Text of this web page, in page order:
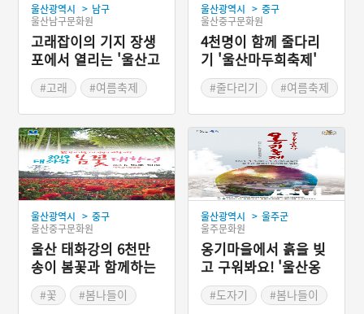
울산광역시 > 남구
울산남구문화원
고래잡이의 기지 장생
포에서 열리는 '울산고
래축제'
#고래
#여름축제
울산광역시 > 중구
울산중구문화원
4천명이 함께 줄다리
기 '울산마두희축제'
#줄다리기
#여름축제
#오징어게임
울산광역시 > 중구
울산중구문화원
울산 태화강의 6천만
송이 봄꽃과 함께하는
생태축제 '태화강 봄꽃
대향연'
#꽃
#봄나들이
울산광역시 > 울주군
울주문화원
옹기마을에서 흙을 빚
고 구워봐요! '울산옹
기축제'
#도자기
#봄나들이